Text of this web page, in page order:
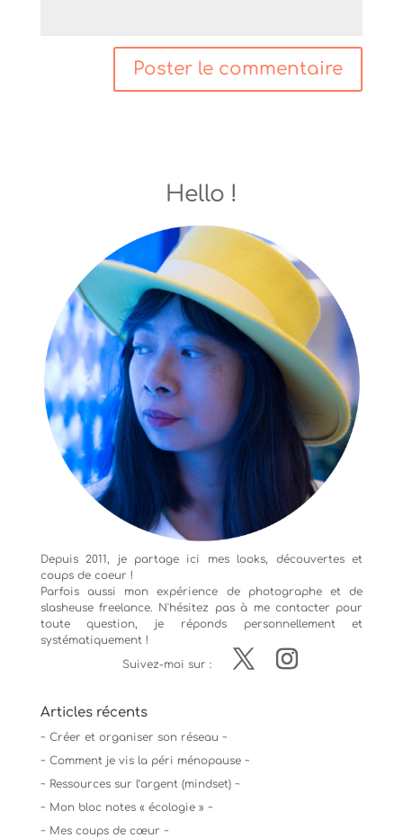
Hello !
Depuis 2011, je partage ici mes looks, découvertes et
coups de coeur !
Parfois aussi mon expérience de photographeet de
slasheuse freelance. N'hésitez pas à me contacter pour
toute question, je réponds personnellement et
systématiquement !
Suivez-moi sur :
Articles récents
~ Créer et organiser son réseau ~
~ Comment je vis la péri ménopause ~
~ Ressources sur l’argent (mindset) ~
~ Mon bloc notes « écologie » ~
~ Mes coups de cœur ~